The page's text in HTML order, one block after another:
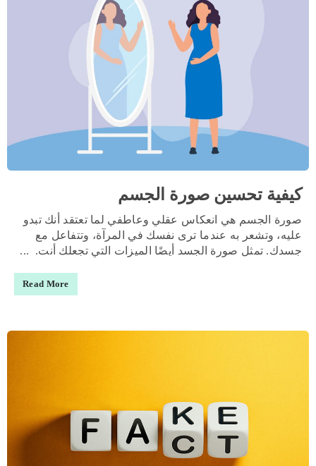
كيفية تحسين صورة الجسم
صورة الجسم هي انعكاس عقلي وعاطفي لما تعتقد أنك تبدو
عليه، وتشعر به عندما ترى نفسك في المرآة، وتتفاعل مع
جسدك. تمثل صورة الجسد أيضًا الميزات التي تجعلك أنت. ...
Read More